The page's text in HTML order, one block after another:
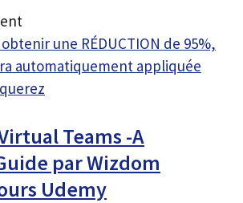
une RÉDUCTION de 95%,
automatiquement appliquée
Teams -A
par Wizdom
Udemy